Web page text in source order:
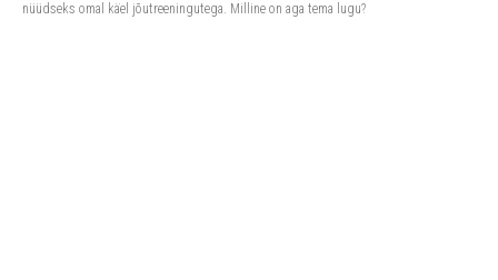
nüüdseks omal käel jõutreeningutega. Milline on aga tema lugu?